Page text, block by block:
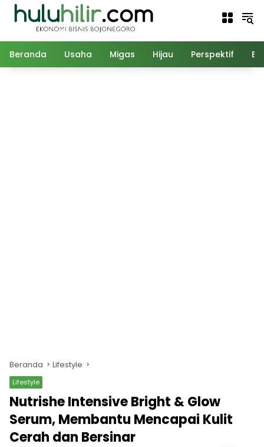
Langsung
Beranda Usaha Migas Hijau Perspektif
Beranda Lifestyle
Lifestyle
Nutrishe Intensive Bright & Glow
Serum, Membantu Mencapai Kulit
Cerah dan Bersinar